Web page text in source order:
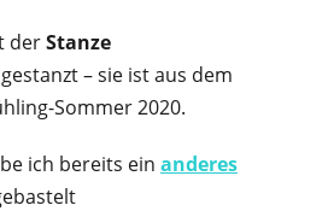
derStanze
gestanzt – sie ist aus dem
Sommer 2020.
ich bereits ein anderes